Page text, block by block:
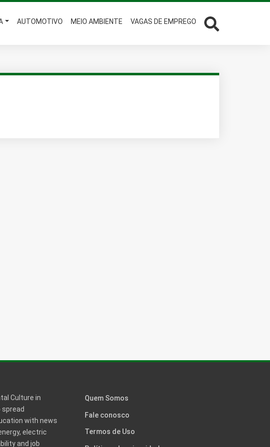
AUTOMOTIVO MEIO AMBIENTE VAGAS DE EMPREGO
Culture in
with news
electric
and job
Quem Somos
Fale conosco
Termos de Uso